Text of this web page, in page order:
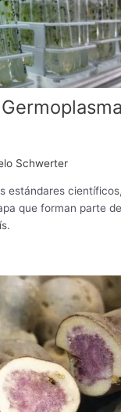
Schwerter
estándares
que forman parte